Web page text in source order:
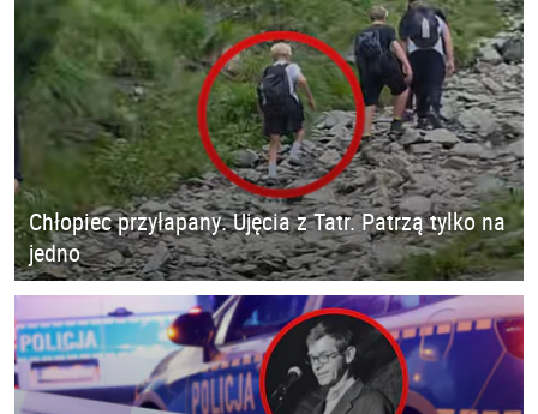
Chłopiec przyłapany. Ujęcia z Tatr. Patrzą tylko na
jedno